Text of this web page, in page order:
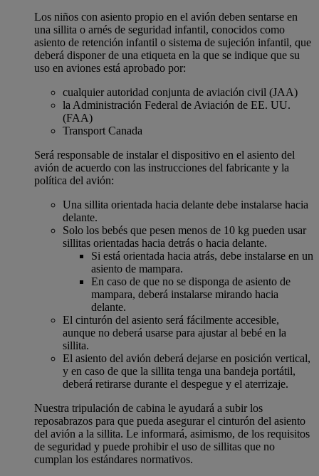
Los niños con asiento propio en el avión deben sentarse en
una sillita o arnés de seguridad infantil, conocidos como
asiento de retención infantil o sistema de sujeción infantil, que
deberá disponer de una etiqueta en la que se indique que su
uso en aviones está aprobado por:
cualquier autoridad conjunta de aviación civil (JAA)
la Administración Federal de Aviación de EE. UU.
(FAA)
Transport Canada
Será responsable de instalar el dispositivo en el asiento del
avión de acuerdo con las instrucciones del fabricante y la
política del avión:
Una sillita orientada hacia delante debe instalarse hacia
delante.
Solo los bebés que pesen menos de 10 kg pueden usar
sillitas orientadas hacia detrás o hacia delante.
Si está orientada hacia atrás, debe instalarse en un
asiento de mampara.
En caso de que no se disponga de asiento de
mampara, deberá instalarse mirando hacia
delante.
El cinturón del asiento será fácilmente accesible,
aunque no deberá usarse para ajustar al bebé en la
sillita.
El asiento del avión deberá dejarse en posición vertical,
y en caso de que la sillita tenga una bandeja portátil,
deberá retirarse durante el despegue y el aterrizaje.
Nuestra tripulación de cabina le ayudará a subir los
reposabrazos para que pueda asegurar el cinturón del asiento
del avión a la sillita. Le informará, asimismo, de los requisitos
de seguridad y puede prohibir el uso de sillitas que no
cumplan los estándares normativos.